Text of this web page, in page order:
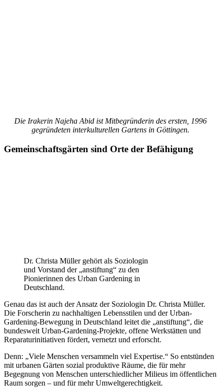
Die Irakerin Najeha Abid ist Mitbegründerin des ersten, 1996
gegründeten interkulturellen Gartens in Göttingen.
Gemeinschaftsgärten sind Orte der Befähigung
Dr. Christa Müller gehört als Soziologin
und Vorstand der „anstiftung“ zu den
Pionierinnen des Urban Gardening in
Deutschland.
Genau das ist auch der Ansatz der Soziologin Dr. Christa Müller.
Die Forscherin zu nachhaltigen Lebensstilen und der Urban-
Gardening-Bewegung in Deutschland leitet die „anstiftung“, die
bundesweit Urban-Gardening-Projekte, offene Werkstätten und
Reparaturinitiativen fördert, vernetzt und erforscht.
Denn: „Viele Menschen versammeln viel Expertise.“ So entstünden
mit urbanen Gärten sozial produktive Räume, die für mehr
Begegnung von Menschen unterschiedlicher Milieus im öffentlichen
Raum sorgen – und für mehr Umweltgerechtigkeit.